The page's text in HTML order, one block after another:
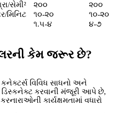
સેમી² ૨૦૦
૨૦૦
મિનિટ ૧૦-૨૦
૧૦-૨૦
૧.૫-૪ ૪-૭
કેમ જરૂર છે?
કનેક્ટર્સ વિવિધ સાધનો અને
કરવાની મંજૂરી આપે છે,
કાર્યક્ષમતામાં વધારો